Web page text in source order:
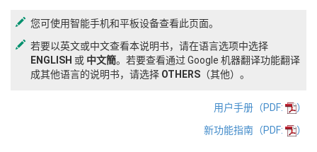
您可使用智能手机和平板设备查看此页面。
若要以英文或中文查看本说明书，请在语言选项中选择
ENGLISH 或 中文簡。若要查看通过 Google 机器翻译功能翻译
成其他语言的说明书，请选择 OTHERS （其他）。
用户手册（PDF:
）
新功能指南（PDF:
）